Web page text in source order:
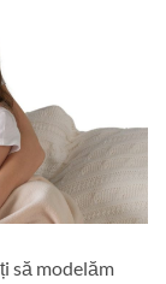
să modelăm